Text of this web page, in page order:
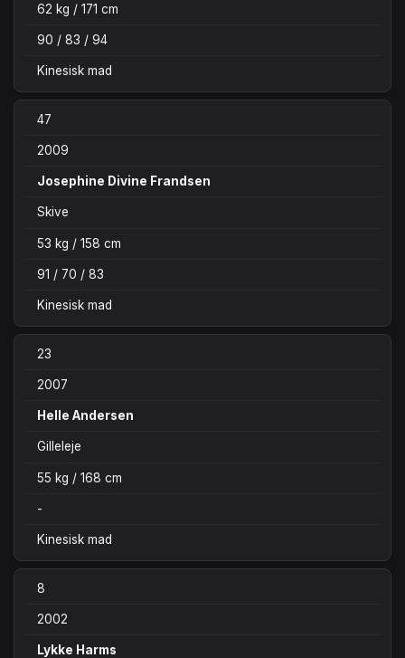
62 kg / 171 cm
90 / 83 / 94
Kinesisk mad
47
2009
Josephine Divine Frandsen
Skive
53 kg / 158 cm
91 / 70 / 83
Kinesisk mad
23
2007
Helle Andersen
Gilleleje
55 kg / 168 cm
-
Kinesisk mad
8
2002
Lykke Harms